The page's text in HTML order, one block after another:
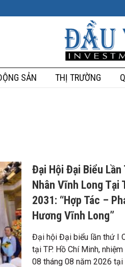
SẢN THỊ TRƯỜNG
Đại Hội Đại Biểu Lần
Nhân Vĩnh Long Tại
2031: “Hợp Tác –
Hương Vĩnh Long”
Đại hội Đại biểu lần thứ I
tại TP. Hồ Chí Minh,
08 tháng 08 năm 2026 tại